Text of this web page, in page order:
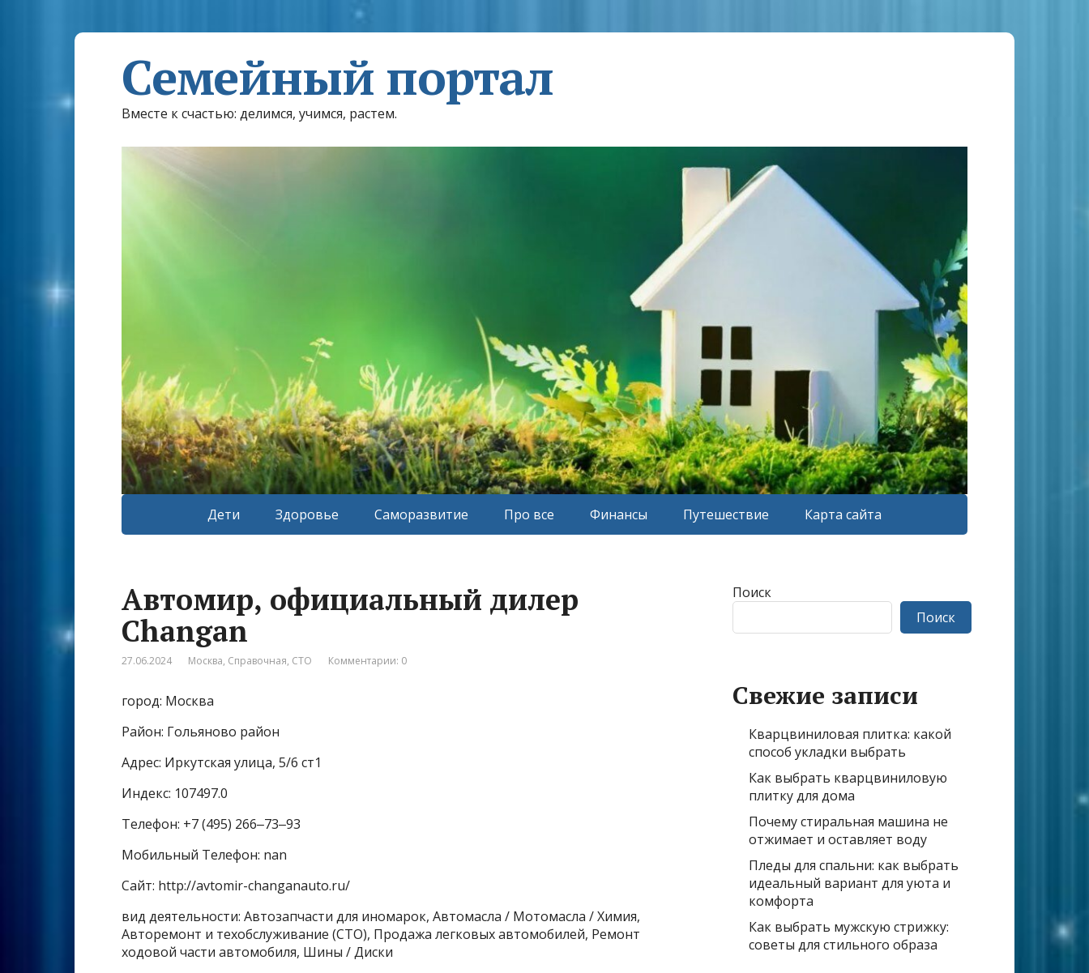
Семейный портал
Вместе к счастью: делимся, учимся, растем.
Дети Здоровье Саморазвитие Про все Финансы Путешествие Карта сайта
Автомир, официальный дилер
Changan
27.06.2024 Москва, Справочная, СТО Комментарии: 0
город: Москва
Район: Гольяново район
Адрес: Иркутская улица, 5/6 ст1
Индекс: 107497.0
Телефон: +7 (495) 266‒73‒93
Мобильный Телефон: nan
Сайт: http://avtomir-changanauto.ru/
вид деятельности: Автозапчасти для иномарок, Автомасла / Мотомасла / Химия,
Авторемонт и техобслуживание (СТО), Продажа легковых автомобилей, Ремонт
ходовой части автомобиля, Шины / Диски
Поиск
Поиск
Свежие записи
Кварцвиниловая плитка: какой
способ укладки выбрать
Как выбрать кварцвиниловую
плитку для дома
Почему стиральная машина не
отжимает и оставляет воду
Пледы для спальни: как выбрать
идеальный вариант для уюта и
комфорта
Как выбрать мужскую стрижку:
советы для стильного образа